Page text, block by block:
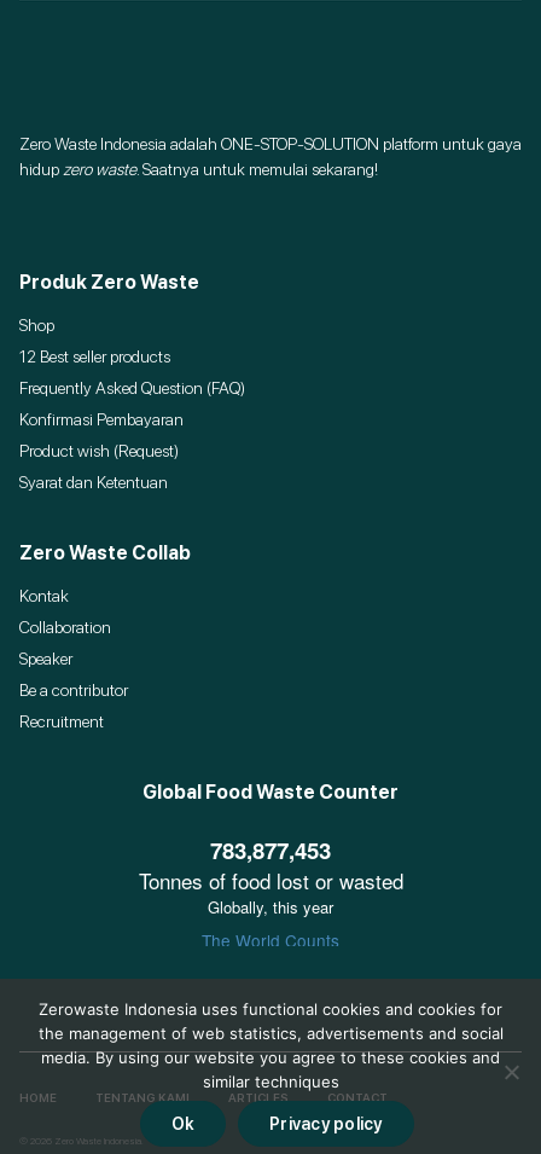
Zero Waste Indonesia adalah ONE-STOP-SOLUTION platform untuk gaya
hidup zero waste. Saatnya untuk memulai sekarang!
Produk Zero Waste
Shop
12 Best seller products
Frequently Asked Question (FAQ)
Konfirmasi Pembayaran
Product wish (Request)
Syarat dan Ketentuan
Zero Waste Collab
Kontak
Collaboration
Speaker
Be a contributor
Recruitment
Global Food Waste Counter
HOME TENTANG KAMI ARTICLES CONTACT
© 2026 Zero Waste Indonesia.
Zerowaste Indonesia uses functional cookies and cookies for
the management of web statistics, advertisements and social
media. By using our website you agree to these cookies and
similar techniques
Ok Privacy policy